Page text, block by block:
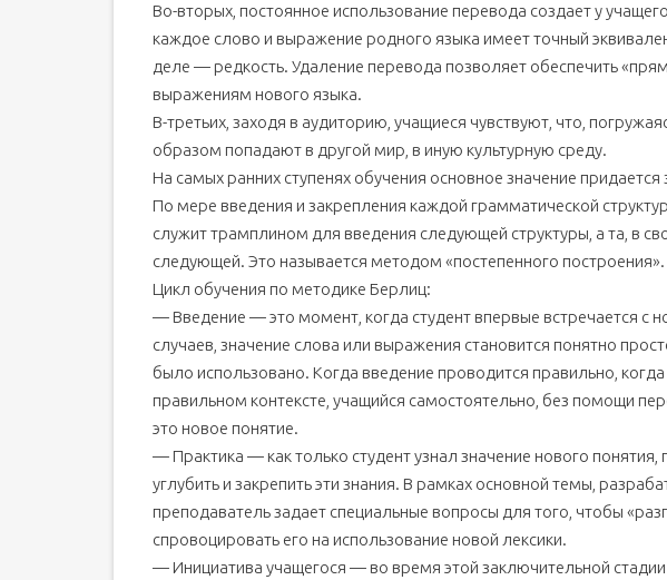
Во-вторых, постоянное использование перевода создает у
каждое слово и выражение родного языка имеет точный
деле — редкость. Удаление перевода позволяет обеспечить
выражениям нового языка.
В-третьих, заходя в аудиторию, учащиеся чувствуют, что,
образом попадают в другой мир, в иную культурную среду.
На самых ранних ступенях обучения основное значение
По мере введения и закрепления каждой грамматической
служит трамплином для введения следующей структуры, а та, в
следующей. Это называется методом «постепенного построения».
Цикл обучения по методике Берлиц:
— Введение — это момент, когда студент впервые встречается с
случаев, значение слова или выражения становится понятно
было использовано. Когда введение проводится правильно,
правильном контексте, учащийся самостоятельно, без помощи
это новое понятие.
— Практика — как только студент узнал значение нового
углубить и закрепить эти знания. В рамках основной темы,
преподаватель задает специальные вопросы для того, чтобы
спровоцировать его на использование новой лексики.
— Инициатива учащегося — во время этой заключительной